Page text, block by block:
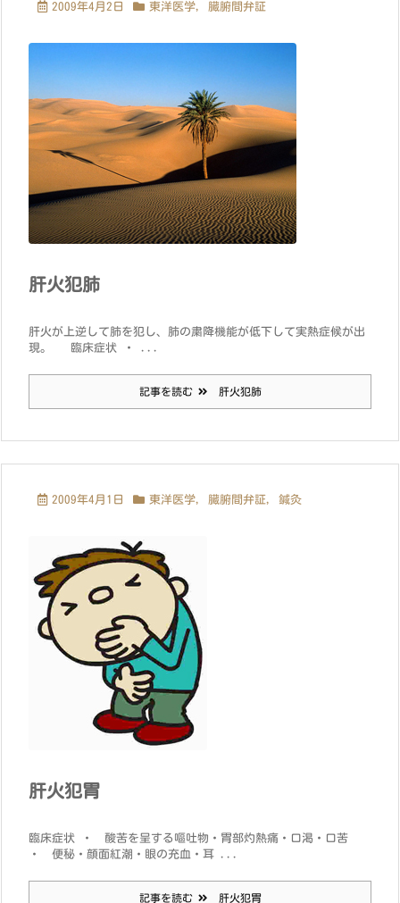
2009年4月2日 東洋医学, 臓腑間弁証
肝火犯肺
肝火が上逆して肺を犯し、肺の粛降機能が低下して実熱症候が出
現。 臨床症状 ・ ...
記事を読む 肝火犯肺
2009年4月1日 東洋医学, 臓腑間弁証, 鍼灸
肝火犯胃
臨床症状 ・ 酸苦を呈する嘔吐物・胃部灼熱痛・口渇・口苦
・ 便秘・顔面紅潮・眼の充血・耳 ...
記事を読む 肝火犯胃